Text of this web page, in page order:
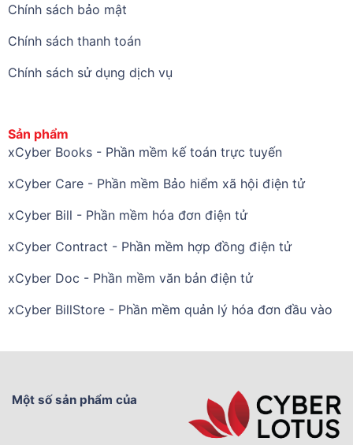
Chính sách bảo mật
Chính sách thanh toán
Chính sách sử dụng dịch vụ
Sản phẩm
xCyber Books - Phần mềm kế toán trực tuyến
xCyber Care - Phần mềm Bảo hiểm xã hội điện tử
xCyber Bill - Phần mềm hóa đơn điện tử
xCyber Contract - Phần mềm hợp đồng điện tử
xCyber Doc - Phần mềm văn bản điện tử
xCyber BillStore - Phần mềm quản lý hóa đơn đầu vào
Một số sản phẩm của